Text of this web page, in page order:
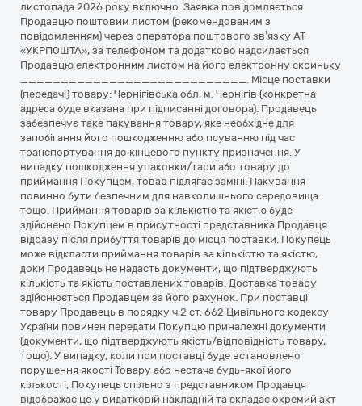
листопада 2026 року включно. Заявка повідомляється
Продавцю поштовим листом (рекомендованим з
повідомленням) через оператора поштового зв’язку АТ
«УКРПОШТА», за телефоном та додатково надсилається
Продавцю електронним листом на його електронну скриньку
____________________________. Місце поставки
(передачі) товару: Чернігівська обл, м. Чернігів (конкретна
адреса буде вказана при підписанні договора). Продавець
забезпечує таке пакування товару, яке необхідне для
запобігання його пошкодженню або псуванню під час
транспортування до кінцевого пункту призначення. У
випадку пошкодження упаковки/тари або товару до
приймання Покупцем, товар підлягає заміні. Пакування
повинно бути безпечним для навколишнього середовища
тощо. Приймання товарів за кількістю та якістю буде
здійснено Покупцем в присутності представника Продавця
відразу після прибуття товарів до місця поставки. Покупець
може відкласти приймання товарів за кількістю та якістю,
доки Продавець не надасть документи, що підтверджують
кількість та якість поставлених товарів. Доставка товару
здійснюється Продавцем за його рахунок. При поставці
товару Продавець в порядку ч.2 ст. 662 Цивільного кодексу
України повинен передати Покупцю приналежні документи
(документи, що підтверджують якість/відповідність товару,
тощо). У випадку, коли при поставці буде встановлено
порушення якості Товару або нестача будь-якої його
кількості, Покупець спільно з представником Продавця
відображає це у видатковій накладній та складає окремий акт